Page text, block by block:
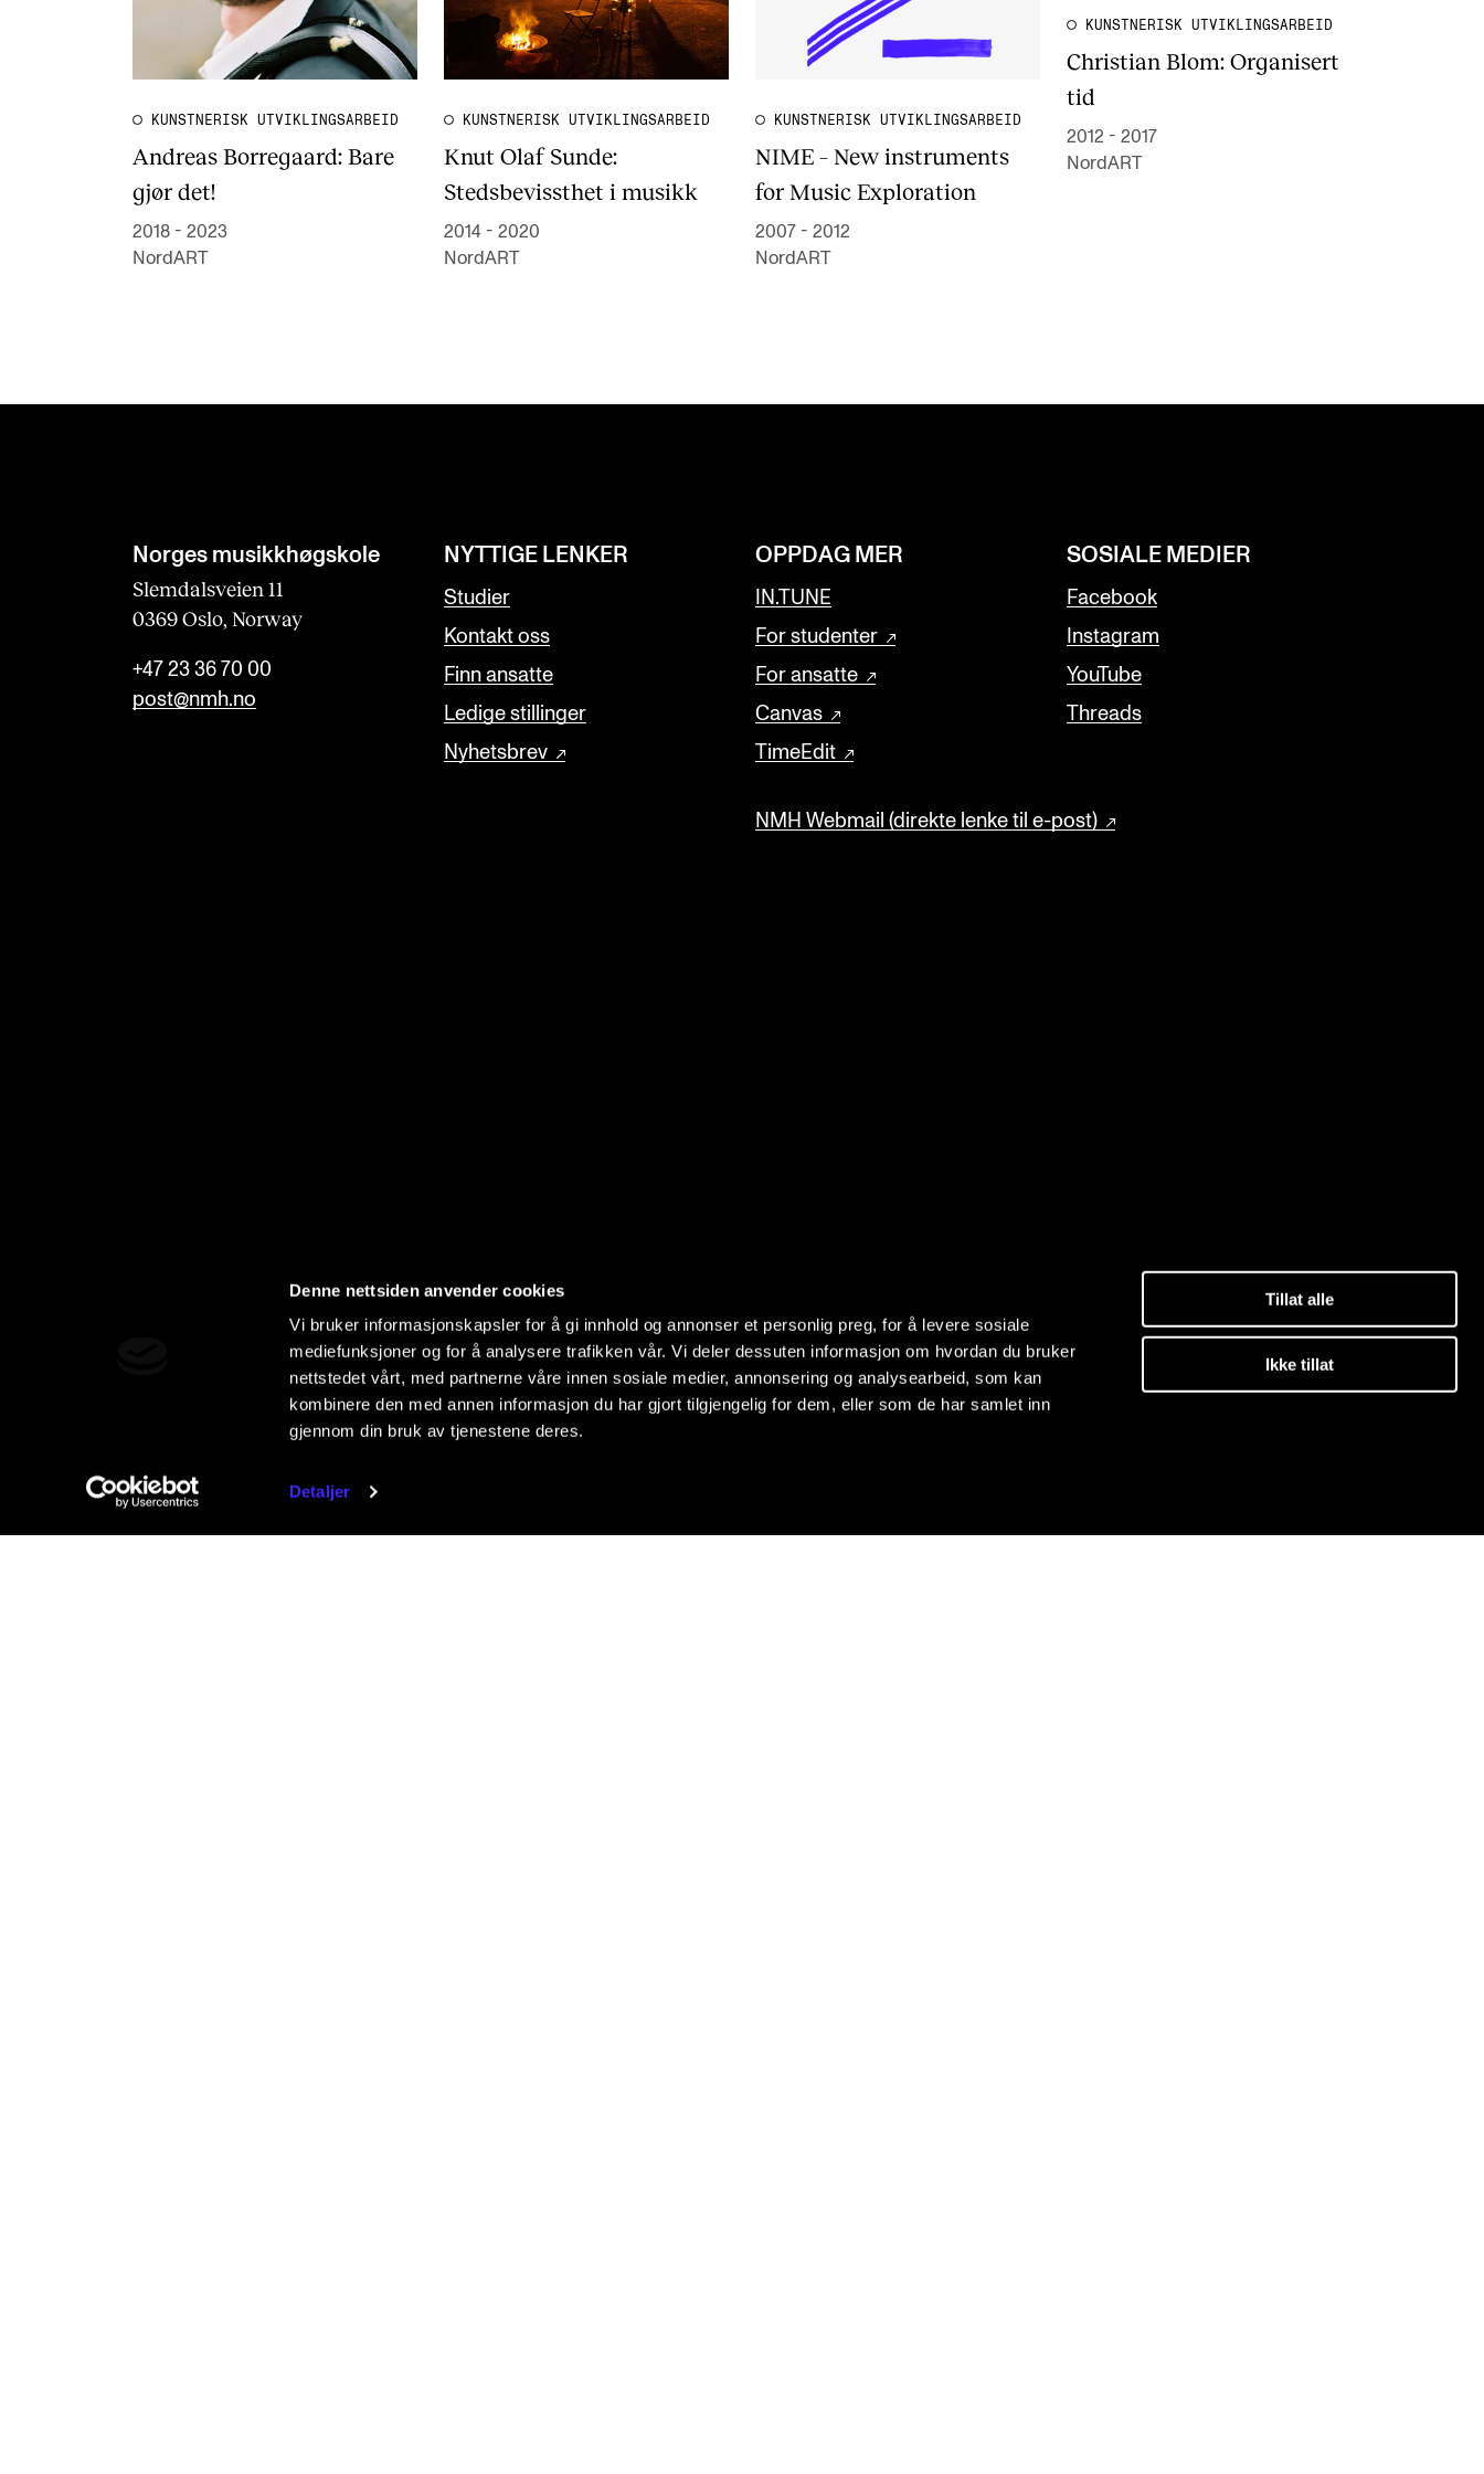
Denne nettsiden anvender cookies
Vi bruker informasjonskapsler for å gi innhold og annonser et personlig preg, for å levere sosiale
mediefunksjoner og for å analysere trafikken vår. Vi deler dessuten informasjon om hvordan du bruker
nettstedet vårt, med partnerne våre innen sosiale medier, annonsering og analysearbeid, som kan
kombinere den med annen informasjon du har gjort tilgjengelig for dem, eller som de har samlet inn
gjennom din bruk av tjenestene deres.
Detaljer
Tillat alle
Ikke tillat
KUNSTNERISK UTVIKLINGSARBEID
Andreas Borregaard: Bare
gjør det!
2018 - 2023
NordART
KUNSTNERISK UTVIKLINGSARBEID
Knut Olaf Sunde:
Stedsbevissthet i musikk
2014 - 2020
NordART
KUNSTNERISK UTVIKLINGSARBEID
NIME – New instruments
for Music Exploration
2007 - 2012
NordART
KUNSTNERISK UTVIKLINGSARBEID
Christian Blom: Organisert
tid
2012 - 2017
NordART
Norges musikk­høgskole
Slemdalsveien 11
0369 Oslo, Norway
+47 23 36 70 00
post@nmh.no
NYTTIGE LENKER
Studier
Kontakt oss
Finn ansatte
Ledige stillinger
Nyhetsbrev
OPPDAG MER
IN.TUNE
For studenter
For ansatte
Canvas
TimeEdit
NMH Webmail (direkte lenke til e-post)
SOSIALE MEDIER
Facebook
Instagram
YouTube
Threads